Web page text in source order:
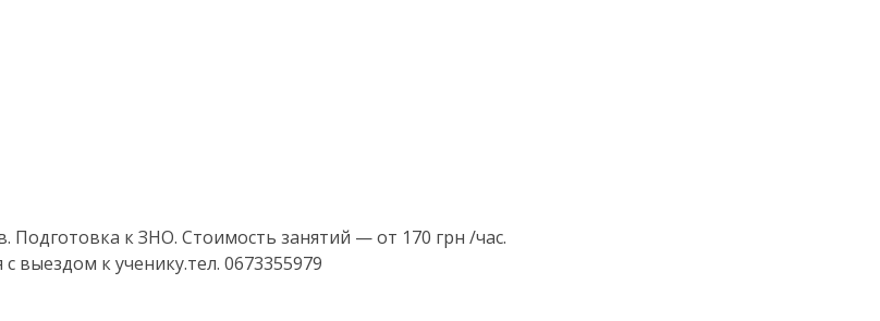
Подготовка к ЗНО. Стоимость занятий — от 170 грн /час.
выездом к ученику.тел. 0673355979